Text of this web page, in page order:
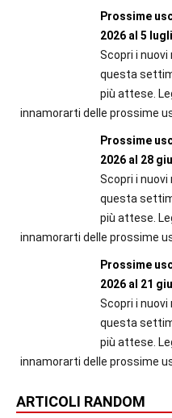
Prossime
2026 al 5
Scopri i
questa
più attese.
innamorarti delle prossime
Prossime
2026 al 28
Scopri i
questa
più attese.
innamorarti delle prossime
Prossime
2026 al 21
Scopri i
questa
più attese.
innamorarti delle prossime
ARTICOLI RANDOM